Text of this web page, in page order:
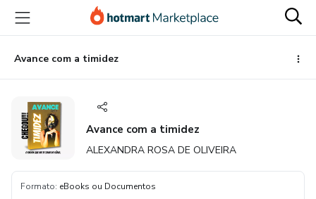
para
conteúdo
principal
para
pagamento
para
rodapé
Avance com a timidez
Avance com a timidez
ALEXANDRA ROSA DE OLIVEIRA
Formato: eBooks ou Documentos